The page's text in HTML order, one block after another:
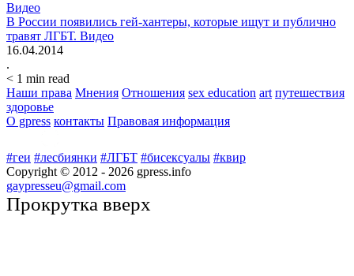
Видео
В России появились гей-хантеры, которые ищут и публично
травят ЛГБТ. Видео
16.04.2014
.
< 1 min read
Наши права Мнения Отношения sex education art путешествия
здоровье
О gpress контакты Правовая информация
#геи #лесбиянки #ЛГБТ #бисексуалы #квир
Copyright © 2012 - 2026 gpress.info
gaypresseu@gmail.com
Прокрутка вверх